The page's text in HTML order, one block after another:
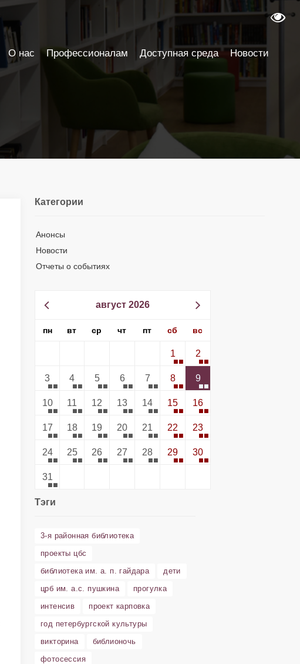
Категории
Анонсы
Новости
Отчеты о событиях
август 2026
пн вт ср чт пт сб вс
1 2
3 4 5 6 7 8 9
10 11 12 13 14 15 16
17 18 19 20 21 22 23
24 25 26 27 28 29 30
31
Тэги
3-я районная библиотека
проекты цбс
библиотека им. а. п. гайдара
дети
црб им. а.с. пушкина
прогулка
интенсив
проект карповка
год петербургской культуры
викторина
библионочь
фотосессия
О нас Профессионалам Доступная среда Новости